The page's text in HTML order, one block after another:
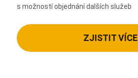
s možností objednání dalších služeb
ZJISTIT VÍCE